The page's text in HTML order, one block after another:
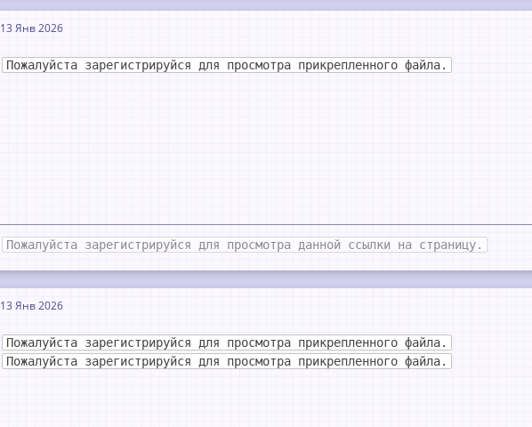
13 Янв 2026
Пожалуйста зарегистрируйся для просмотра прикрепленного файла.
Пожалуйста зарегистрируйся для просмотра данной ссылки на страницу.
13 Янв 2026
Пожалуйста зарегистрируйся для просмотра прикрепленного файла.
Пожалуйста зарегистрируйся для просмотра прикрепленного файла.